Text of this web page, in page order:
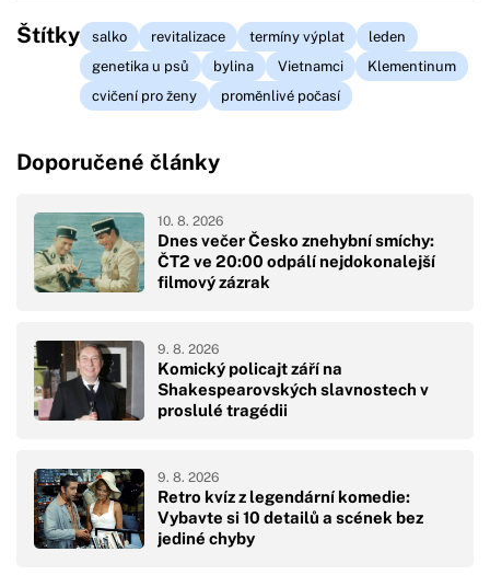
Štítky salko revitalizace termíny výplat
leden
genetika u psů
bylina Vietnamci
Klementinum
cvičení pro ženy
proměnlivé počasí
Doporučené články
Dnes večer Česko znehybní smíchy:
ČT2 ve 20:00 odpálí nejdokonalejší
filmový zázrak
10. 8. 2026
Komický policajt září na
Shakespearovských slavnostech v
proslulé tragédii
9. 8. 2026
Retro kvíz z legendární komedie:
Vybavte si 10 detailů a scének bez
jediné chyby
9. 8. 2026